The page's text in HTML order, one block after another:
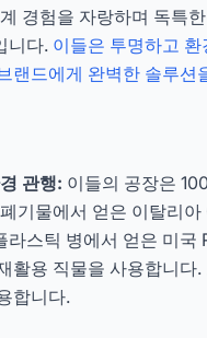
경험을 자랑하며 독특
니다. 이들은 투명하고 환
랜드에게 완벽한 솔루션
관행: 이들의 공장은
기물에서 얻은 이탈리
라스틱 병에서 얻은 미국
활용 직물을 사용합니다.
합니다.